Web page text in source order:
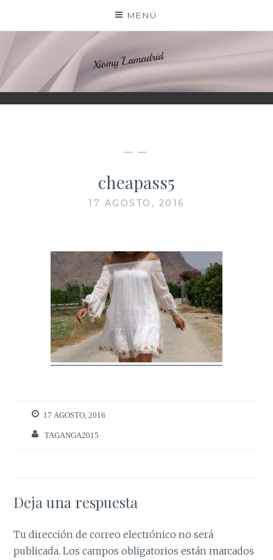
contenido
MENÚ
XIOMY LAMADRID
— —
cheapass5
17 AGOSTO, 2016
17 AGOSTO, 2016
TAGANGA2015
Deja una respuesta
Tu dirección de correo electrónico no será
publicada. Los campos obligatorios están marcados